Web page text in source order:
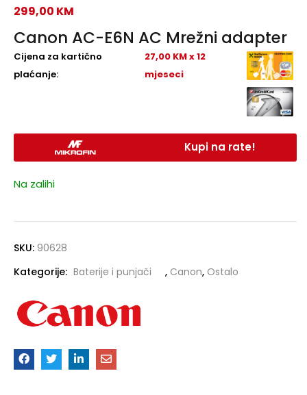
Canon AC-E6N AC Mrežni adapter
299,00 KM
Cijena za kartično
plaćanje:
27,00 KM x 12
mjeseci
Kupi na rate!
Na zalihi
SKU: 90628
Kategorije: Baterije i punjači , Canon, Ostalo